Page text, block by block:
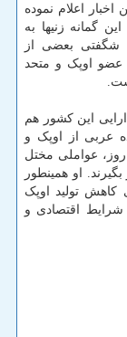
اعلام نموده
گمانه زنیها به
شگفتی بعضی از
عضو اوپک و متحد
این کشور هم
عربی از اوپک و
بشکه در روز، عواملی مختل
او همینطور
کاهش تولید اوپک
اقتصادی و